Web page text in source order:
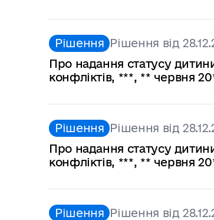
Рішення Рішення від
Про надання статусу
конфліктів, ***, ** червня
Рішення Рішення від
Про надання статусу
конфліктів, ***, ** червня
Рішення Рішення від